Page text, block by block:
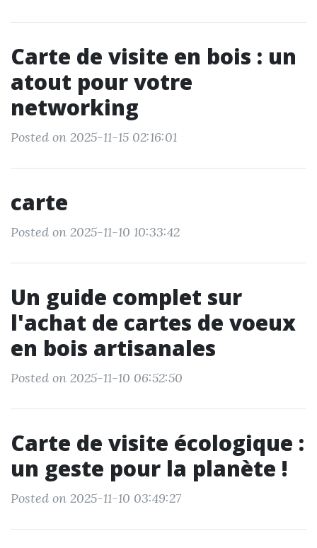
Carte de visite en bois : un
atout pour votre
networking
Posted on 2025-11-15 02:16:01
carte
Posted on 2025-11-10 10:33:42
Un guide complet sur
l'achat de cartes de voeux
en bois artisanales
Posted on 2025-11-10 06:52:50
Carte de visite écologique :
un geste pour la planète !
Posted on 2025-11-10 03:49:27